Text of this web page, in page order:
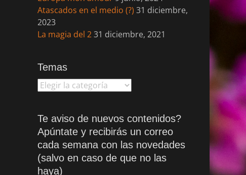
Atascados en el medio (?) 31 diciembre,
2023
La magia del 231 diciembre, 2021
Temas
Temas
Te aviso de nuevos contenidos?
Apúntate y recibirás un correo
cada semana con las novedades
(salvo en caso de que no las
haya)